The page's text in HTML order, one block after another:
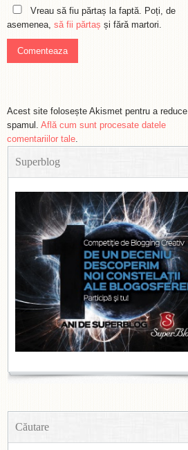
Vreau să fiu părtaș la faptă. Poți, de
asemenea, să fii părtaș și fără martori.
Acest site folosește Akismet pentru a reduce
spamul. Află cum sunt procesate datele
comentariilor tale.
Superblog
Căutare